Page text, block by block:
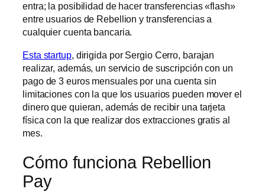
entra; la posibilidad de hacer transferencias «flash»
entre usuarios de Rebellion y transferencias a
cualquier cuenta bancaria.
Esta startup, dirigida por Sergio Cerro, barajan
realizar, además, un servicio de suscripción con un
pago de 3 euros mensuales por una cuenta sin
limitaciones con la que los usuarios pueden mover el
dinero que quieran, además de recibir una tarjeta
física con la que realizar dos extracciones gratis al
mes.
Cómo funciona Rebellion
Pay